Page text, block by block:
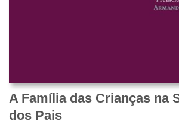
A Família das Crianças na
dos Pais